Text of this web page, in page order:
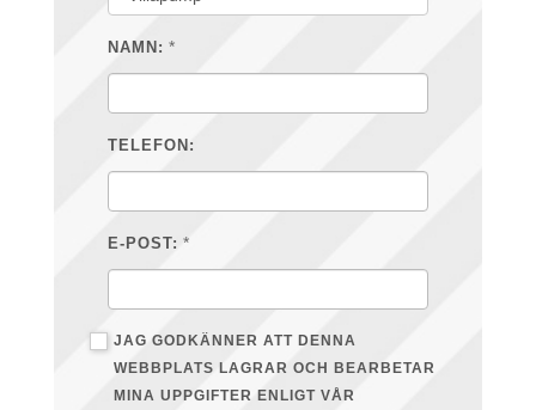
NAMN: *
TELEFON:
E-POST: *
JAG GODKÄNNER ATT DENNA
WEBBPLATS LAGRAR OCH BEARBETAR
MINA UPPGIFTER ENLIGT VÅR